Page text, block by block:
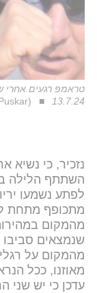
טראמפ רגעים אחרי
13.7.24
(AP Photo/Gene J. Puskar)
נזכיר, כי נשיא
השתתף הלילה
לפתע נשמעו
מתכופף מתחת
מהמקום
שנמצאים סביבו
מהמקום על
מאוזנו, ככל
עדכן כי יש שני